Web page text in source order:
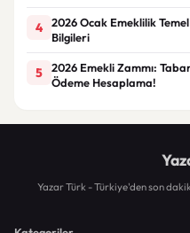
4
2026 Ocak Emeklilik
Bilgileri
5
2026 Emekli Zammı:
Ödeme Hesaplama!
Yazar Türk - Türkiye'den son